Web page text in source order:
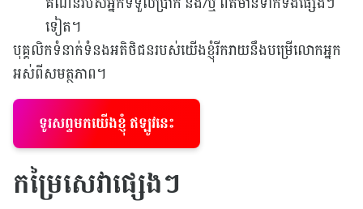
ទៀត។
បុគ្គលិកទំនាក់ទំនងអតិថិជនរបស់យើងខ្ញុំរីករាយនឹងបម្រើលោកអ្នក
អស់ពីសមត្ថភាព។
ទូរសព្ទមកយើងខ្ញុំ ឥឡូវនេះ
កម្រៃសេវាផ្សេងៗ